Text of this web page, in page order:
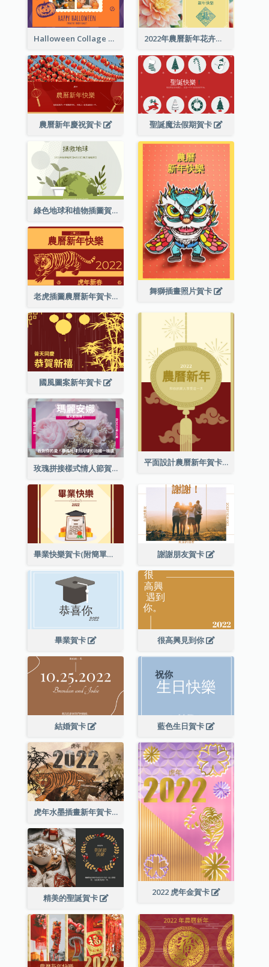
Halloween Collage Greeting Card 2022年農曆新年花卉照片賀卡
農曆新年慶祝賀卡 聖誕魔法假期賀卡
綠色地球和植物插圖賀卡
舞獅插畫照片賀卡
老虎插圖農曆新年賀卡
國風圖案新年賀卡
平面設計農曆新年賀卡與裝飾
玫瑰拼接樣式情人節賀卡
畢業快樂賀卡(附簡單配圖) 謝謝朋友賀卡
畢業賀卡 很高興見到你
結婚賀卡 藍色生日賀卡
虎年水墨插畫新年賀卡
2022 虎年金賀卡
精美的聖誕賀卡